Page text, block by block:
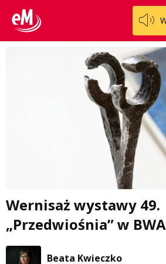
Wernisaż wystawy 49.
„Przedwiośnia” w
Beata Kwieczko